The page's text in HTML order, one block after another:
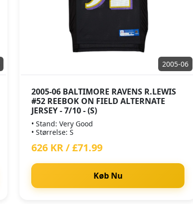
2005-06
2005-06 BALTIMORE RAVENS R.LEWIS
#52 REEBOK ON FIELD ALTERNATE
JERSEY - 7/10 - (S)
• Stand: Very Good
• Størrelse: S
626 KR / £71.99
Køb Nu